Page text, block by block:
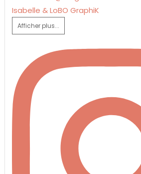
Afficher plus...